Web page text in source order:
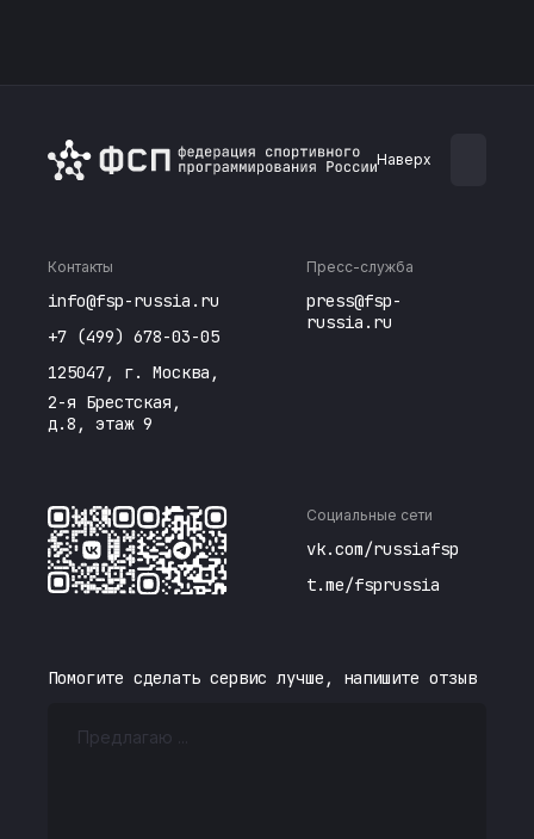
Наверх
Контакты
info@fsp-russia.ru
+7 (499) 678-03-05
125047, г. Москва,
2-я Брестская,
д.8, этаж 9
Пресс-служба
press@fsp-
russia.ru
Социальные сети
vk.com/russiafsp
t.me/fsprussia
Помогите сделать сервис лучше, напишите отзыв